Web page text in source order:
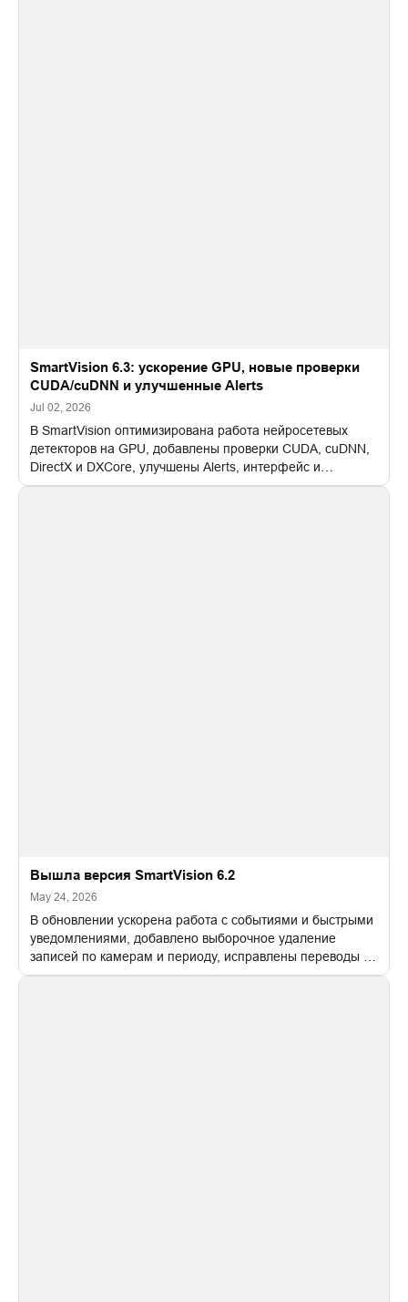
SmartVision 6.3: ускорение GPU, новые проверки
CUDA/cuDNN и улучшенные Alerts
Jul 02, 2026
В SmartVision оптимизирована работа нейросетевых
детекторов на GPU, добавлены проверки CUDA, cuDNN,
DirectX и DXCore, улучшены Alerts, интерфейс и
настройки FPS для распознавания
Вышла версия SmartVision 6.2
May 24, 2026
В обновлении ускорена работа с событиями и быстрыми
уведомлениями, добавлено выборочное удаление
записей по камерам и периоду, исправлены переводы и
найденные ошибки